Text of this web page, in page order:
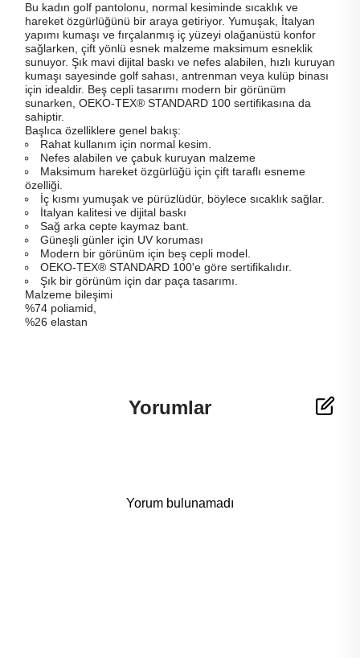
Bu kadın golf pantolonu, normal kesiminde sıcaklık ve
hareket özgürlüğünü bir araya getiriyor. Yumuşak, İtalyan
yapımı kumaşı ve fırçalanmış iç yüzeyi olağanüstü konfor
sağlarken, çift yönlü esnek malzeme maksimum esneklik
sunuyor. Şık mavi dijital baskı ve nefes alabilen, hızlı kuruyan
kumaşı sayesinde golf sahası, antrenman veya kulüp binası
için idealdir. Beş cepli tasarımı modern bir görünüm
sunarken, OEKO-TEX® STANDARD 100 sertifikasına da
sahiptir.
Başlıca özelliklere genel bakış:
Rahat kullanım için normal kesim.
Nefes alabilen ve çabuk kuruyan malzeme
Maksimum hareket özgürlüğü için çift taraflı esneme
özelliği.
İç kısmı yumuşak ve pürüzlüdür, böylece sıcaklık sağlar.
İtalyan kalitesi ve dijital baskı
Sağ arka cepte kaymaz bant.
Güneşli günler için UV koruması
Modern bir görünüm için beş cepli model.
OEKO-TEX® STANDARD 100'e göre sertifikalıdır.
Şık bir görünüm için dar paça tasarımı.
Malzeme bileşimi
%74 poliamid,
%26 elastan
Yorumlar
Yorum bulunamadı